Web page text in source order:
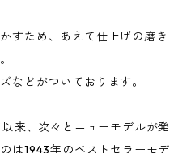
すため、あえて仕上げの磨き
などがついております。
来、次々とニューモデルが発
は1943年のベストセラーモデ